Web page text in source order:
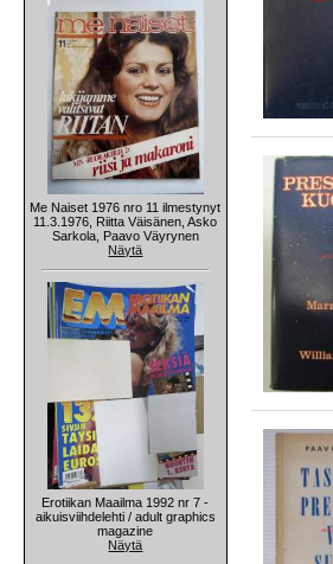
Me Naiset 1976 nro 11 ilmestynyt
11.3.1976, Riitta Väisänen, Asko
Sarkola, Paavo Väyrynen
Näytä
Erotiikan Maailma 1992 nr 7 -
aikuisviihdelehti / adult graphics
magazine
Näytä